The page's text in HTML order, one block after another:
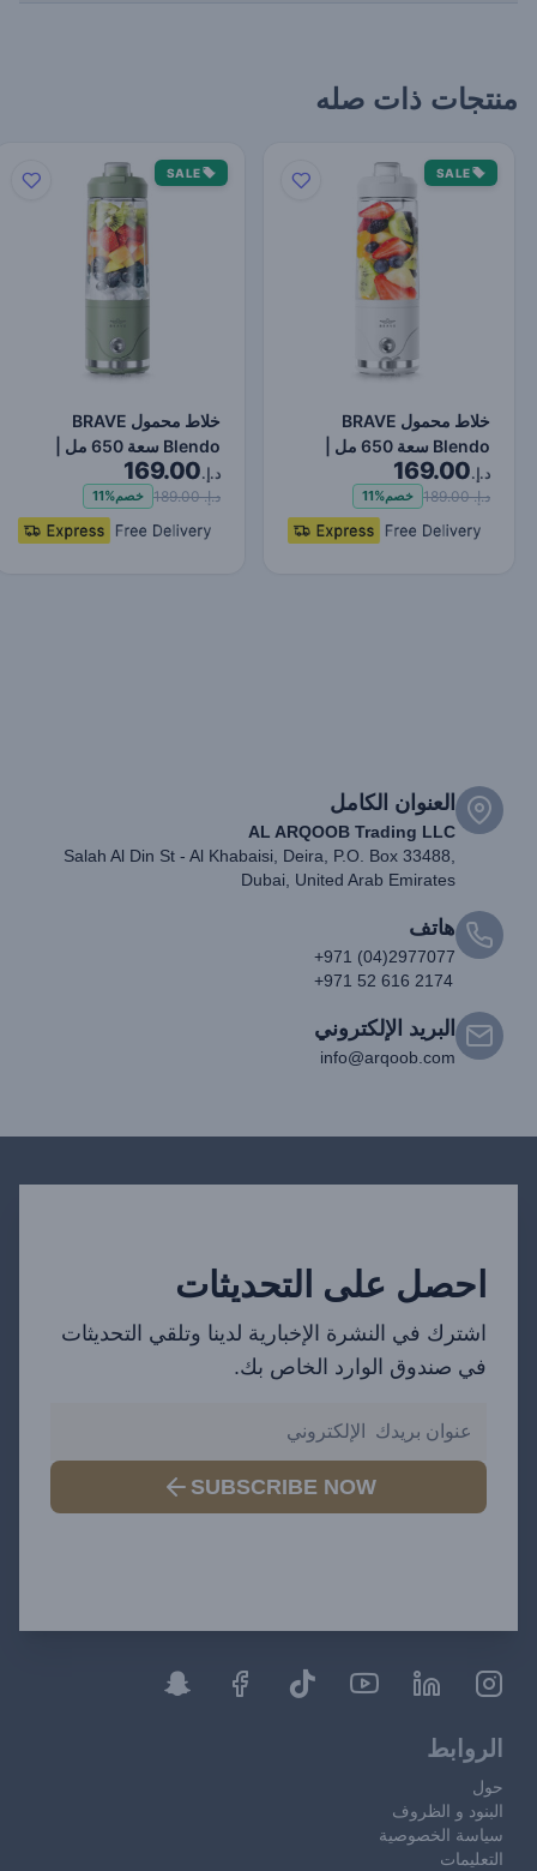
منتجات ذات صله
SALE
خلاط محمول BRAVE
Blendo سعة 650 مل |
شفرات…
د.إ.169.00
د.إ. 189.00 خصم11%
SALE
خلاط محمول BRAVE
Blendo سعة 650 مل |
شفرات…
د.إ.169.00
د.إ. 189.00 خصم11%
العنوان الكامل
AL ARQOOB Trading LLC
Salah Al Din St - Al Khabaisi, Deira, P.O. Box 33488,
Dubai, United Arab Emirates
هاتف
+971 (04)2977077
+971 52 616 2174
البريد الإلكتروني
info@arqoob.com
احصل على التحديثات
اشترك في النشرة الإخبارية لدينا وتلقي التحديثات
في صندوق الوارد الخاص بك.
SUBSCRIBE NOW
الروابط
حول
البنود و الظروف
سياسة الخصوصية
التعليمات